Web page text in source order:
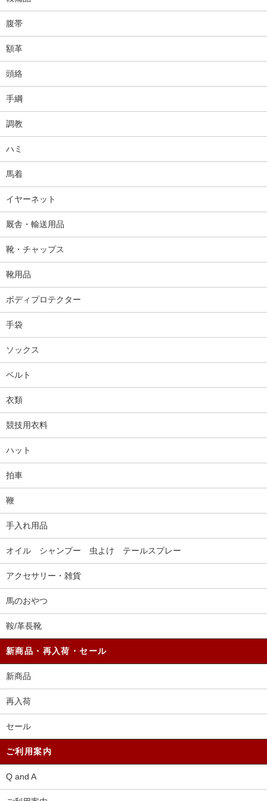
腹帯
額革
頭絡
手綱
調教
ハミ
馬着
イヤーネット
厩舎・輸送用品
靴・チャップス
靴用品
ボディプロテクター
手袋
ソックス
ベルト
衣類
競技用衣料
ハット
拍車
鞭
手入れ用品
オイル シャンプー 虫よけ テールスプレー
アクセサリー・雑貨
馬のおやつ
鞍/革長靴
新商品・再入荷・セール
新商品
再入荷
セール
ご利用案内
Q and A